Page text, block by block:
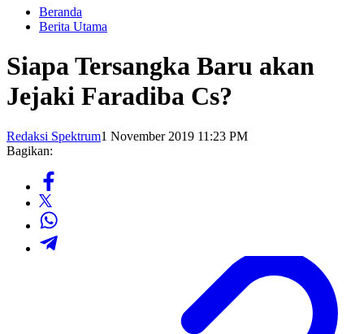
Beranda
Berita Utama
Siapa Tersangka Baru akan
Jejaki Faradiba Cs?
Redaksi Spektrum1 November 2019 11:23 PM
Bagikan: